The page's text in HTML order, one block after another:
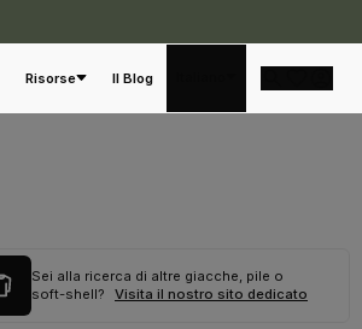
Risorse Il Blog
Sei alla ricerca di altre giacche, pile o
soft-shell?
Visita il nostro sito dedicato